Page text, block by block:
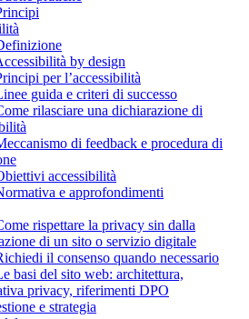
by design
per l’accessibilità
guida e criteri di successo
rilasciare una dichiarazione di
di feedback e procedura di
accessibilità
e approfondimenti
rispettare la privacy sin dalla
di un sito o servizio digitale
il consenso quando necessario
basi del sito web: architettura,
privacy, riferimenti DPO
e strategia